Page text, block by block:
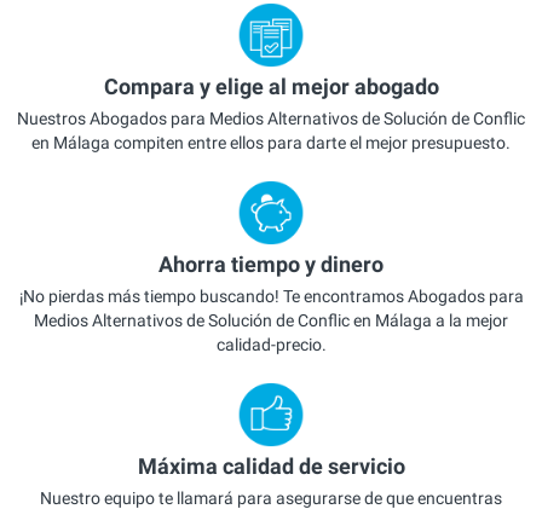
Compara y elige al mejor abogado
Nuestros Abogados para Medios Alternativos de Solución de Conflic
en Málaga compiten entre ellos para darte el mejor presupuesto.
Ahorra tiempo y dinero
¡No pierdas más tiempo buscando! Te encontramos Abogados para
Medios Alternativos de Solución de Conflic en Málaga a la mejor
calidad-precio.
Máxima calidad de servicio
Nuestro equipo te llamará para asegurarse de que encuentras